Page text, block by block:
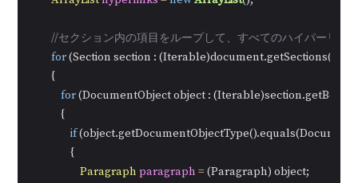
//セクション内の項目をループして、すべてのハイパーリン
for (Section section : (Iterable)document.getSections())
        {
for (DocumentObject object :
            {
if
                {
Paragraph paragraph = (Paragraph) object;